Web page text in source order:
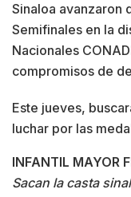
Sinaloa avanzaron
Semifinales en la
Nacionales
compromisos de
Este jueves,
luchar por las
INFANTIL MAYOR
Sacan la casta